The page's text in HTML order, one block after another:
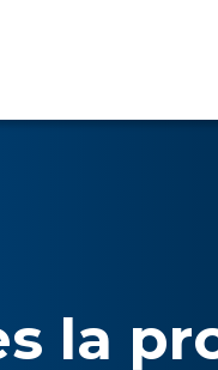
la